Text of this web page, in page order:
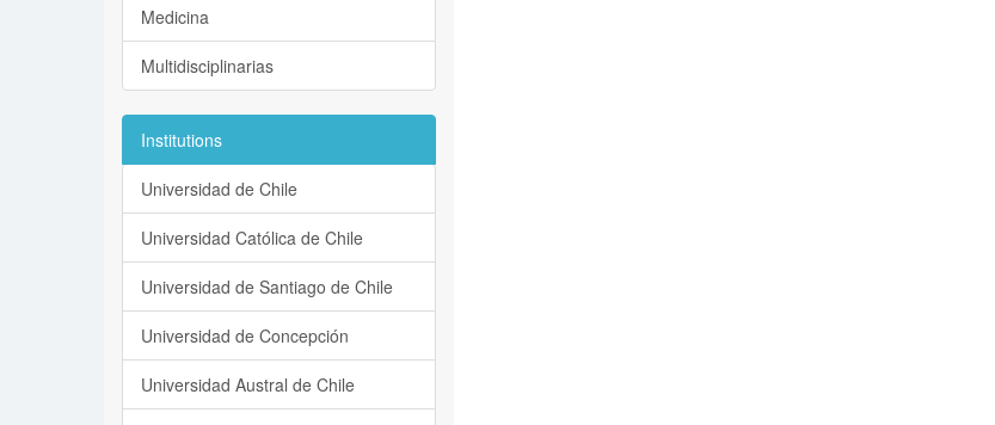
Medicina
Multidisciplinarias
Institutions
Universidad de Chile
Universidad Católica de Chile
Universidad de Santiago de Chile
Universidad de Concepción
Universidad Austral de Chile